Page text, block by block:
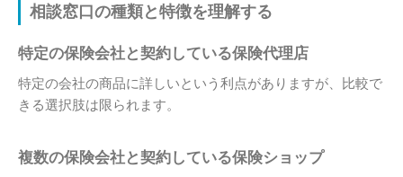
相談窓口の種類と特徴を理解する
特定の保険会社と契約している保険代理店
特定の会社の商品に詳しいという利点がありますが、比較で
きる選択肢は限られます。
複数の保険会社と契約している保険ショップ